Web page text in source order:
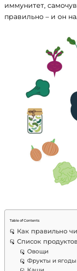
иммунитет,
правильно – и он
Table of Contents
Как правильно
Список
Овощи
Фрукты и ягоды